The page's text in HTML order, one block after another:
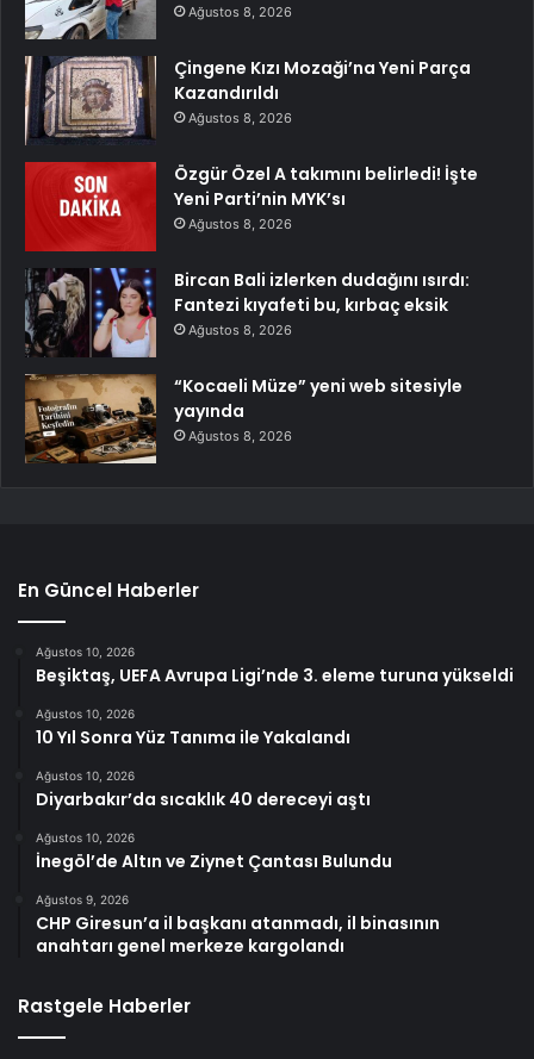
Ağustos 8, 2026
Çingene Kızı Mozaği’na Yeni Parça
Kazandırıldı
Ağustos 8, 2026
Özgür Özel A takımını belirledi! İşte
Yeni Parti’nin MYK’sı
Ağustos 8, 2026
Bircan Bali izlerken dudağını ısırdı:
Fantezi kıyafeti bu, kırbaç eksik
Ağustos 8, 2026
“Kocaeli Müze” yeni web sitesiyle
yayında
Ağustos 8, 2026
En Güncel Haberler
Ağustos 10, 2026
Beşiktaş, UEFA Avrupa Ligi’nde 3. eleme turuna yükseldi
Ağustos 10, 2026
10 Yıl Sonra Yüz Tanıma ile Yakalandı
Ağustos 10, 2026
Diyarbakır’da sıcaklık 40 dereceyi aştı
Ağustos 10, 2026
İnegöl’de Altın ve Ziynet Çantası Bulundu
Ağustos 9, 2026
CHP Giresun’a il başkanı atanmadı, il binasının
anahtarı genel merkeze kargolandı
Rastgele Haberler